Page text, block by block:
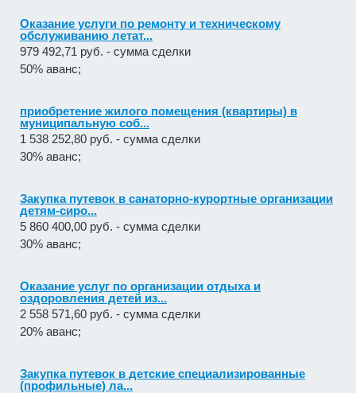
Оказание услуги по ремонту и техническому
обслуживанию летат...
979 492,71 руб. - сумма сделки
50% аванс;
приобретение жилого помещения (квартиры) в
муниципальную соб...
1 538 252,80 руб. - сумма сделки
30% аванс;
Закупка путевок в санаторно-курортные организации
детям-сиро...
5 860 400,00 руб. - сумма сделки
30% аванс;
Оказание услуг по организации отдыха и
оздоровления детей из...
2 558 571,60 руб. - сумма сделки
20% аванс;
Закупка путевок в детские специализированные
(профильные) ла...